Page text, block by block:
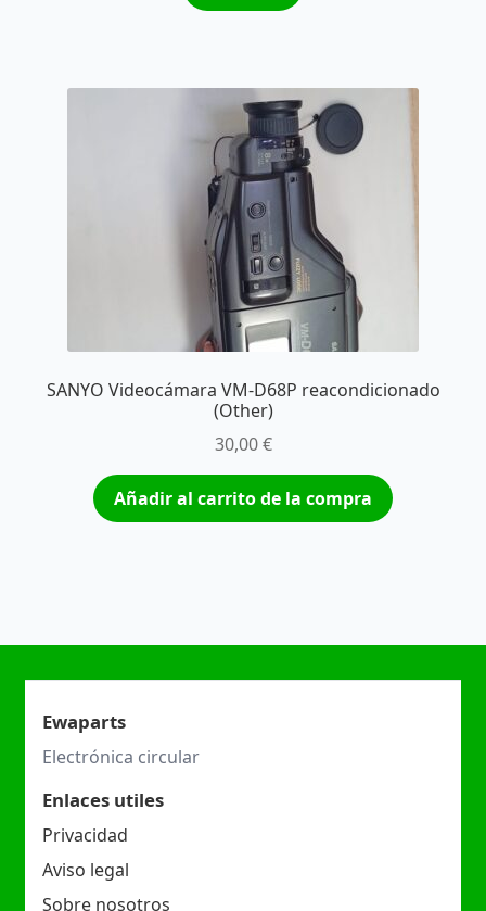
SANYO Videocámara VM-D68P reacondicionado
(Other)
30,00€
Añadir al carrito de la compra
Ewaparts
Electrónica circular
Enlaces utiles
Privacidad
Aviso legal
Sobre nosotros